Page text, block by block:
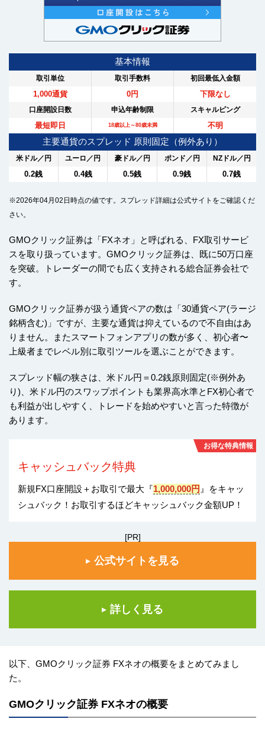
基本情報
取引単位 取引手数料 初回最低入金額
1,000通貨 0円 下限なし
口座開設日数 申込年齢制限 スキャルピング
最短即日 18歳以上～80歳未満 不明
主要通貨のスプレッド 原則固定（例外あり）
米ドル／円 ユーロ／円 豪ドル／円 ポンド／円 NZドル／円
0.2銭 0.4銭 0.5銭 0.9銭 0.7銭
※2026年04月02日時点の値です。スプレッド詳細は公式サイトをご確認くだ
さい。
GMOクリック証券は「FXネオ」と呼ばれる、FX取引サービ
スを取り扱っています。GMOクリック証券は、既に50万口座
を突破。トレーダーの間でも広く支持される総合証券会社で
す。
GMOクリック証券が扱う通貨ペアの数は「30通貨ペア(ラージ
銘柄含む)」ですが、主要な通貨は抑えているので不自由はあ
りません。またスマートフォンアプリの数が多く、初心者〜
上級者までレベル別に取引ツールを選ぶことができます。
スプレッド幅の狭さは、米ドル円＝0.2銭原則固定(※例外あ
り)、米ドル円のスワップポイントも業界高水準とFX初心者で
も利益が出しやすく、トレードを始めやすいと言った特徴が
あります。
お得な特典情報
キャッシュバック特典
新規FX口座開設＋お取引で最大『1,000,000円 』をキャッ
シュバック！お取引するほどキャッシュバック金額UP！
[PR]
公式サイトを見る
詳しく見る
以下、GMOクリック証券 FXネオの概要をまとめてみまし
た。
GMOクリック証券 FXネオの概要